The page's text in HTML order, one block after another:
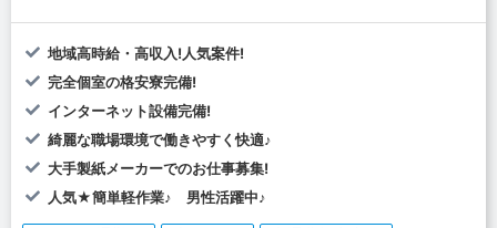
地域高時給・高収入!人気案件!
完全個室の格安寮完備!
インターネット設備完備!
綺麗な職場環境で働きやすく快適♪
大手製紙メーカーでのお仕事募集!
人気★簡単軽作業♪ 男性活躍中♪